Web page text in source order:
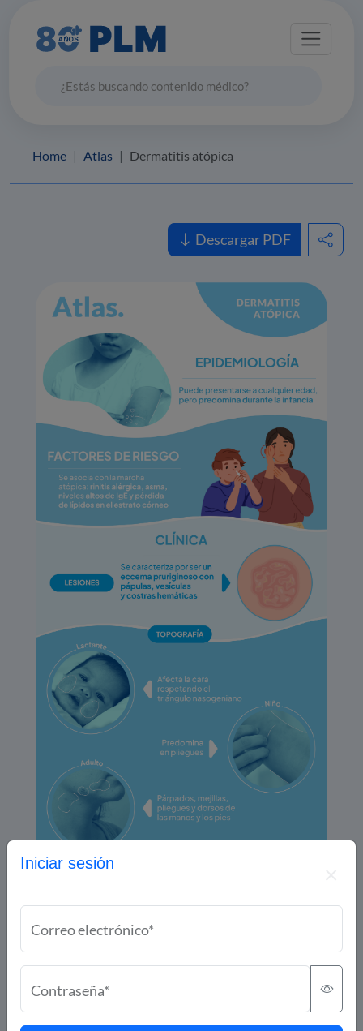
Home Atlas Dermatitis atópica
Descargar PDF
Iniciar sesión
Correo electrónico*
Contraseña*